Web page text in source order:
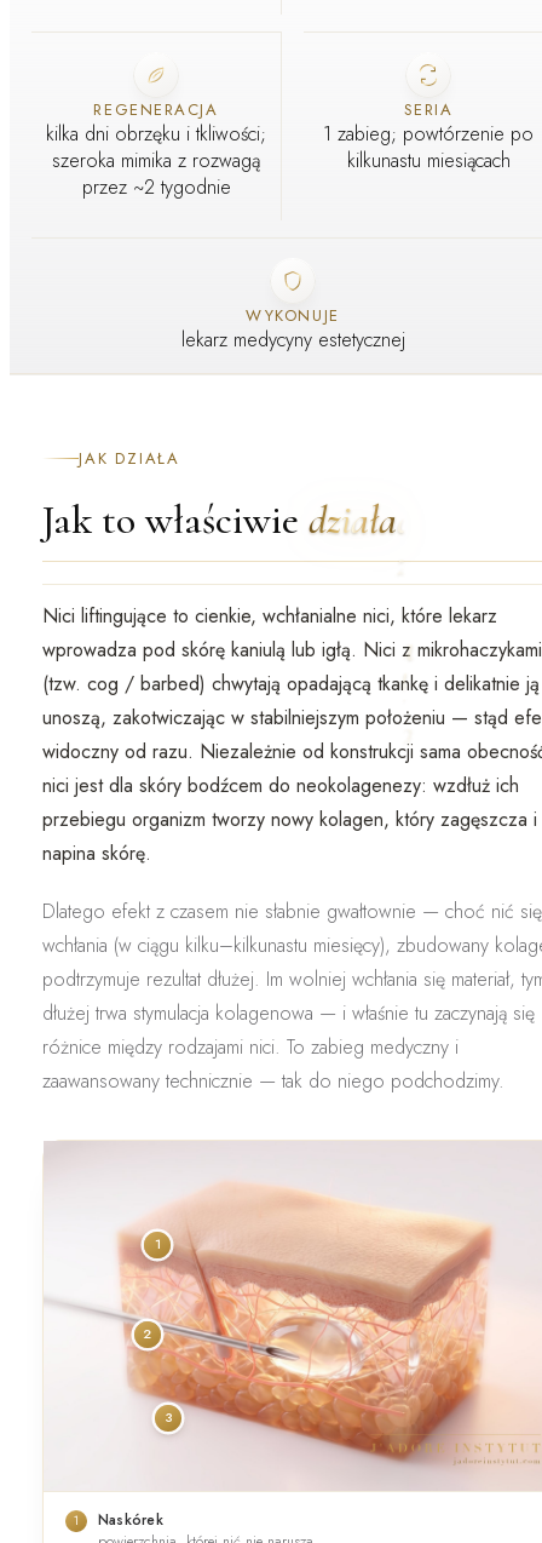
REGENERACJA
kilka dni obrzęku i tkliwości;
szeroka mimika z rozwagą
przez ~2 tygodnie
SERIA
1 zabieg; powtórzenie po
kilkunastu miesiącach
WYKONUJE
lekarz medycyny estetycznej
JAK DZIAŁA
Jak to właściwie działa
Nici liftingujące to cienkie, wchłanialne nici, które lekarz
wprowadza pod skórę kaniulą lub igłą. Nici z mikrohaczykami
(tzw. cog / barbed) chwytają opadającą tkankę i delikatnie ją
unoszą, zakotwiczając w stabilniejszym położeniu — stąd
widoczny od razu. Niezależnie od konstrukcji sama
nici jest dla skóry bodźcem do neokolagenezy: wzdłuż ich
przebiegu organizm tworzy nowy kolagen, który zagęszcza i
napina skórę.
Dlatego efekt z czasem nie słabnie gwałtownie — choć nić się
wchłania (w ciągu kilku–kilkunastu miesięcy), zbudowany
podtrzymuje rezultat dłużej. Im wolniej wchłania się materiał,
dłużej trwa stymulacja kolagenowa — i właśnie tu zaczynają się
różnice między rodzajami nici. To zabieg medyczny i
zaawansowany technicznie — tak do niego podchodzimy.
1
2
3
1
Naskórek